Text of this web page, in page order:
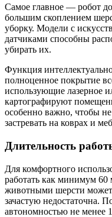
Самое главное — робот
большим скоплением
уборку. Модели с
датчиками способны
убирать их.
Функция
полноценное покрытие
использующие лазерное
картографируют
особенно важно, чтобы
застревать на коврах и
Длительность
Для комфортного
работать как минимум 60
животными шерсти может
зачастую недостаточна.
автономностью не менее